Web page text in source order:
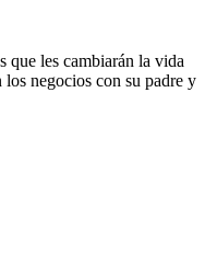
que les cambiarán la vida
negocios con su padre y